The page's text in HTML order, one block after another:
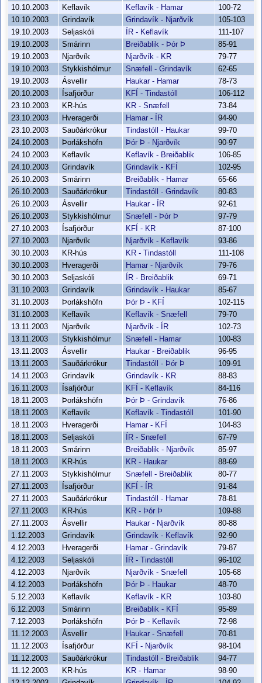
10.10.2003
Keflavík Keflavík - Hamar
100-72
10.10.2003
Grindavík Grindavík - Njarðvík
105-103
19.10.2003
Seljaskóli ÍR - Keflavík
111-107
19.10.2003
Smárinn Breiðablik - Þór Þ
85-91
19.10.2003
Njarðvík Njarðvík - KR
79-77
19.10.2003
Stykkishólmur Snæfell - Grindavík
62-65
19.10.2003
Ásvellir Haukar - Hamar
78-73
20.10.2003
Ísafjörður KFÍ - Tindastóll
106-112
23.10.2003
KR-hús KR - Snæfell
73-84
23.10.2003
Hveragerði Hamar - ÍR
94-90
23.10.2003
Sauðárkrókur Tindastóll - Haukar
99-70
24.10.2003
Þorlákshöfn Þór Þ - Njarðvík
90-97
24.10.2003
Keflavík Keflavík - Breiðablik
106-85
24.10.2003
Grindavík Grindavík - KFÍ
102-95
26.10.2003
Smárinn Breiðablik - Hamar
65-66
26.10.2003
Sauðárkrókur Tindastóll - Grindavík
80-83
26.10.2003
Ásvellir Haukar - ÍR
92-61
26.10.2003
Stykkishólmur Snæfell - Þór Þ
97-79
27.10.2003
Ísafjörður KFÍ - KR
87-100
27.10.2003
Njarðvík Njarðvík - Keflavík
93-86
30.10.2003
KR-hús KR - Tindastóll
111-108
30.10.2003
Hveragerði Hamar - Njarðvík
79-76
30.10.2003
Seljaskóli ÍR - Breiðablik
69-71
31.10.2003
Grindavík Grindavík - Haukar
85-67
31.10.2003
Þorlákshöfn Þór Þ - KFÍ
102-115
31.10.2003
Keflavík Keflavík - Snæfell
79-70
13.11.2003
Njarðvík Njarðvík - ÍR
102-73
13.11.2003
Stykkishólmur Snæfell - Hamar
100-83
13.11.2003
Ásvellir Haukar - Breiðablik
96-95
13.11.2003
Sauðárkrókur Tindastóll - Þór Þ
109-91
14.11.2003
Grindavík Grindavík - KR
88-83
16.11.2003
Ísafjörður KFÍ - Keflavík
84-116
18.11.2003
Þorlákshöfn Þór Þ - Grindavík
76-86
18.11.2003
Keflavík Keflavík - Tindastóll
101-90
18.11.2003
Hveragerði Hamar - KFÍ
104-83
18.11.2003
Seljaskóli ÍR - Snæfell
67-79
18.11.2003
Smárinn Breiðablik - Njarðvík
85-97
18.11.2003
KR-hús KR - Haukar
88-69
27.11.2003
Stykkishólmur Snæfell - Breiðablik
80-77
27.11.2003
Ísafjörður KFÍ - ÍR
91-84
27.11.2003
Sauðárkrókur Tindastóll - Hamar
78-81
27.11.2003
KR-hús KR - Þór Þ
109-88
27.11.2003
Ásvellir Haukar - Njarðvík
80-88
1.12.2003
Grindavík Grindavík - Keflavík
92-90
4.12.2003
Hveragerði Hamar - Grindavík
79-87
4.12.2003
Seljaskóli ÍR - Tindastóll
96-102
4.12.2003
Njarðvík Njarðvík - Snæfell
105-68
4.12.2003
Þorlákshöfn Þór Þ - Haukar
48-70
5.12.2003
Keflavík Keflavík - KR
103-80
6.12.2003
Smárinn Breiðablik - KFÍ
95-89
7.12.2003
Þorlákshöfn Þór Þ - Keflavík
72-98
11.12.2003
Ásvellir Haukar - Snæfell
70-81
11.12.2003
Ísafjörður KFÍ - Njarðvík
98-104
11.12.2003
Sauðárkrókur Tindastóll - Breiðablik
94-77
11.12.2003
KR-hús KR - Hamar
98-90